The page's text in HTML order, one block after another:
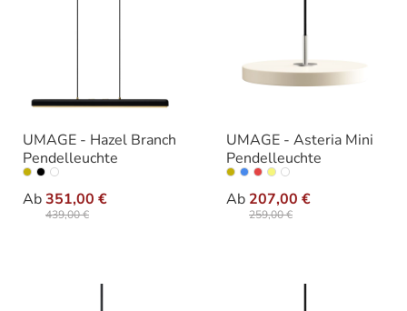
UMAGE - Hazel Branch
Pendelleuchte
Ab351,00 €
439,00 €
Varianten
UMAGE - Asteria Mini
Pendelleuchte
Ab 207,00 €
259,00 €
Variante